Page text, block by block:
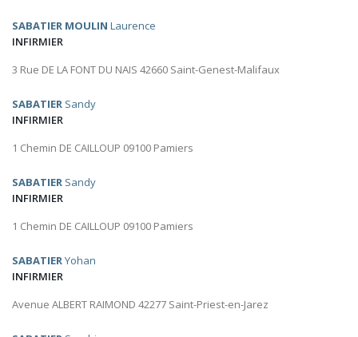
SABATIER MOULIN Laurence
INFIRMIER
3 Rue DE LA FONT DU NAIS 42660 Saint-Genest-Malifaux
SABATIER Sandy
INFIRMIER
1 Chemin DE CAILLOUP 09100 Pamiers
SABATIER Sandy
INFIRMIER
1 Chemin DE CAILLOUP 09100 Pamiers
SABATIERYohan
INFIRMIER
Avenue ALBERT RAIMOND 42277 Saint-Priest-en-Jarez